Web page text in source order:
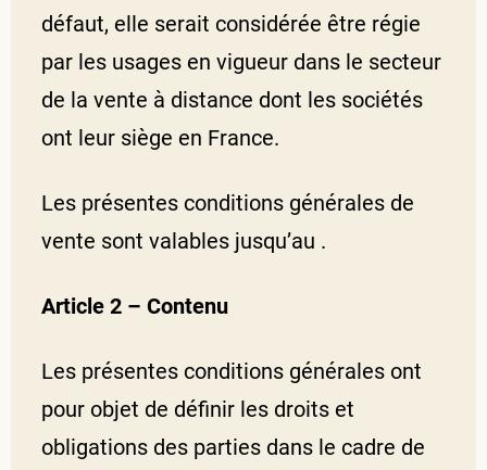
défaut, elle serait considérée être régie
par les usages en vigueur dans le secteur
de la vente à distance dont les sociétés
ont leur siège en France.
Les présentes conditions générales de
vente sont valables jusqu’au .
Article 2 – Contenu
Les présentes conditions générales ont
pour objet de définir les droits et
obligations des parties dans le cadre de